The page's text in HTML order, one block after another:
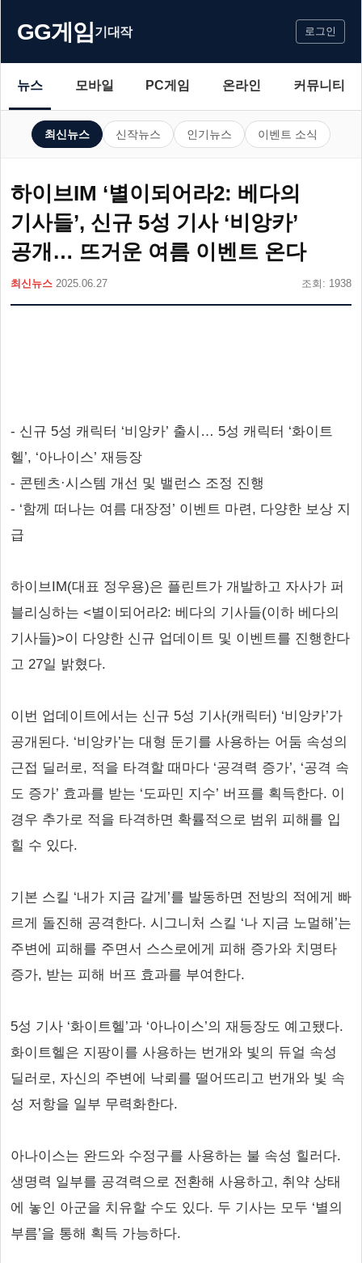
GG게임기대작 로그인
뉴스 모바일 PC게임 온라인 커뮤니티
최신뉴스 신작뉴스 인기뉴스 이벤트 소식
하이브IM ‘별이되어라2: 베다의
기사들’, 신규 5성 기사 ‘비앙카’
공개… 뜨거운 여름 이벤트 온다
최신뉴스 2025.06.27 조회: 1938
- 신규 5성 캐릭터 ‘비앙카’ 출시… 5성 캐릭터 ‘화이트
헬’, ‘아나이스’ 재등장
- 콘텐츠·시스템 개선 및 밸런스 조정 진행
- ‘함께 떠나는 여름 대장정’ 이벤트 마련, 다양한 보상 지
급
하이브IM(대표 정우용)은 플린트가 개발하고 자사가 퍼
블리싱하는 <별이되어라2: 베다의 기사들(이하 베다의
기사들)>이 다양한 신규 업데이트 및 이벤트를 진행한다
고 27일 밝혔다.
이번 업데이트에서는 신규 5성 기사(캐릭터) ‘비앙카’가
공개된다. ‘비앙카’는 대형 둔기를 사용하는 어둠 속성의
근접 딜러로, 적을 타격할 때마다 ‘공격력 증가’, ‘공격 속
도 증가’ 효과를 받는 ‘도파민 지수’ 버프를 획득한다. 이
경우 추가로 적을 타격하면 확률적으로 범위 피해를 입
힐 수 있다.
기본 스킬 ‘내가 지금 갈게’를 발동하면 전방의 적에게 빠
르게 돌진해 공격한다. 시그니처 스킬 ‘나 지금 노멀해’는
주변에 피해를 주면서 스스로에게 피해 증가와 치명타
증가, 받는 피해 버프 효과를 부여한다.
5성 기사 ‘화이트헬’과 ‘아나이스’의 재등장도 예고됐다.
화이트헬은 지팡이를 사용하는 번개와 빛의 듀얼 속성
딜러로, 자신의 주변에 낙뢰를 떨어뜨리고 번개와 빛 속
성 저항을 일부 무력화한다.
아나이스는 완드와 수정구를 사용하는 불 속성 힐러다.
생명력 일부를 공격력으로 전환해 사용하고, 취약 상태
에 놓인 아군을 치유할 수도 있다. 두 기사는 모두 ‘별의
부름’을 통해 획득 가능하다.